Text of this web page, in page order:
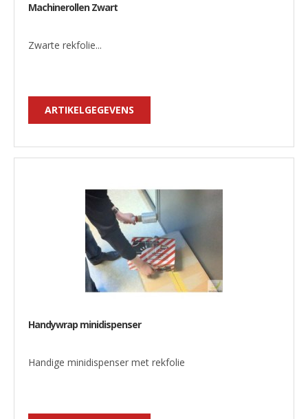
Machinerollen Zwart
Zwarte rekfolie...
ARTIKELGEGEVENS
Handywrap minidispenser
Handige minidispenser met rekfolie